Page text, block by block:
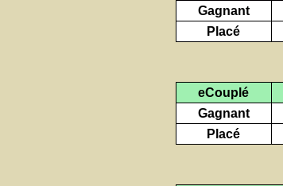
Gagnant
Placé
eCouplé
Gagnant
Placé